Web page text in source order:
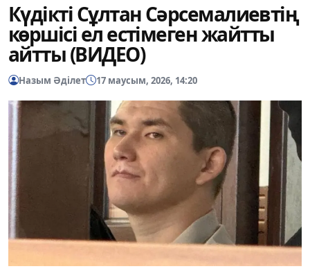
Күдікті Сұлтан Сәрсемалиевтің
көршісі ел естімеген жайтты
айтты (ВИДЕО)
Назым Әділет 17 маусым, 2026, 14:20